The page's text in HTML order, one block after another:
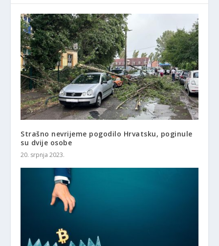
Strašno nevrijeme pogodilo Hrvatsku, poginule
su dvije osobe
20. srpnja 2023.